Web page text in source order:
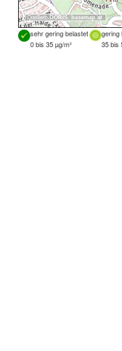
Quellen:DORIS, basemap.at
sehr gering belastet gering
0 bis 35 µg/m³
35 bis